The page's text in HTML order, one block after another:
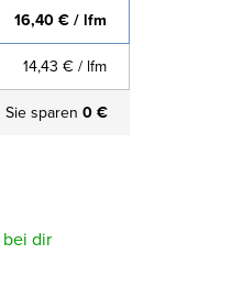
16,40 €/ lfm
14,43 € / lfm
Sie sparen 0 €